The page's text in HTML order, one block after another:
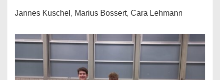
Jannes Kuschel, Marius Bossert, Cara Lehmann